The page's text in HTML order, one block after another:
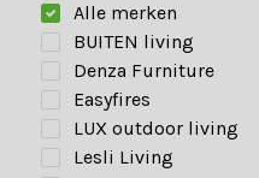
Alle merken
BUITEN living
Denza Furniture
Easyfires
LUX outdoor living
Lesli Living